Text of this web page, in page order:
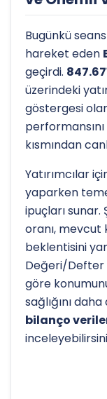
Bugünkü
hareket eden
geçirdi.
üzerindeki
göstergesi
performansını
kısmından
Yatırımcılar
yaparken
ipuçları sunar.
oranı, mevcut
beklentisini
Değeri/Defter
göre
sağlığını
bilanço
Hissenin